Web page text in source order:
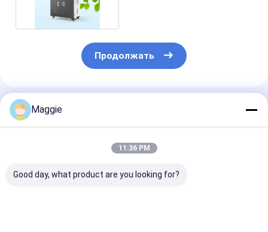
Продолжать
Порекомендованные Продукты
Maggie
11:36 PM
Good day, what product are you looking for?